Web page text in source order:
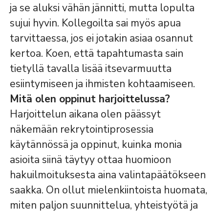
ja se aluksi vähän jännitti, mutta lopulta
sujui hyvin. Kollegoilta sai myös apua
tarvittaessa, jos ei jotakin asiaa osannut
kertoa. Koen, että tapahtumasta sain
tietyllä tavalla lisää itsevarmuutta
esiintymiseen ja ihmisten kohtaamiseen.
Mitä olen oppinut harjoittelussa?
Harjoittelun aikana olen päässyt
näkemään rekrytointiprosessia
käytännössä ja oppinut, kuinka monia
asioita siinä täytyy ottaa huomioon
hakuilmoituksesta aina valintapäätökseen
saakka. On ollut mielenkiintoista huomata,
miten paljon suunnittelua, yhteistyötä ja